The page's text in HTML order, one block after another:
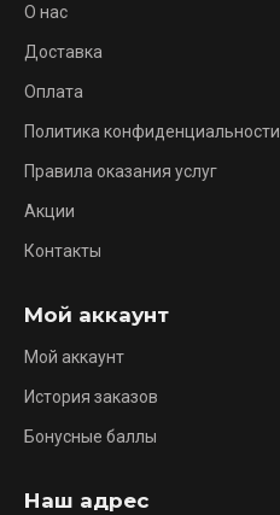
О нас
Доставка
Оплата
Политика конфиденциальности
Правила оказания услуг
Акции
Контакты
Мой аккаунт
Мой аккаунт
История заказов
Бонусные баллы
Наш адрес